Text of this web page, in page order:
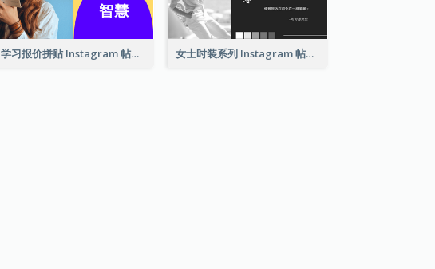
学习报价拼贴 Instagram 帖子 女士时装系列 Instagram 帖子